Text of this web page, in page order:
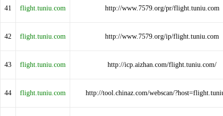
41 flight.tuniu.com http://www.7579.org/pr/flight.tuniu.com
42 flight.tuniu.com http://www.7579.org/ip/flight.tuniu.com
43 flight.tuniu.com http://icp.aizhan.com/flight.tuniu.com/
44 flight.tuniu.com http://tool.chinaz.com/webscan/